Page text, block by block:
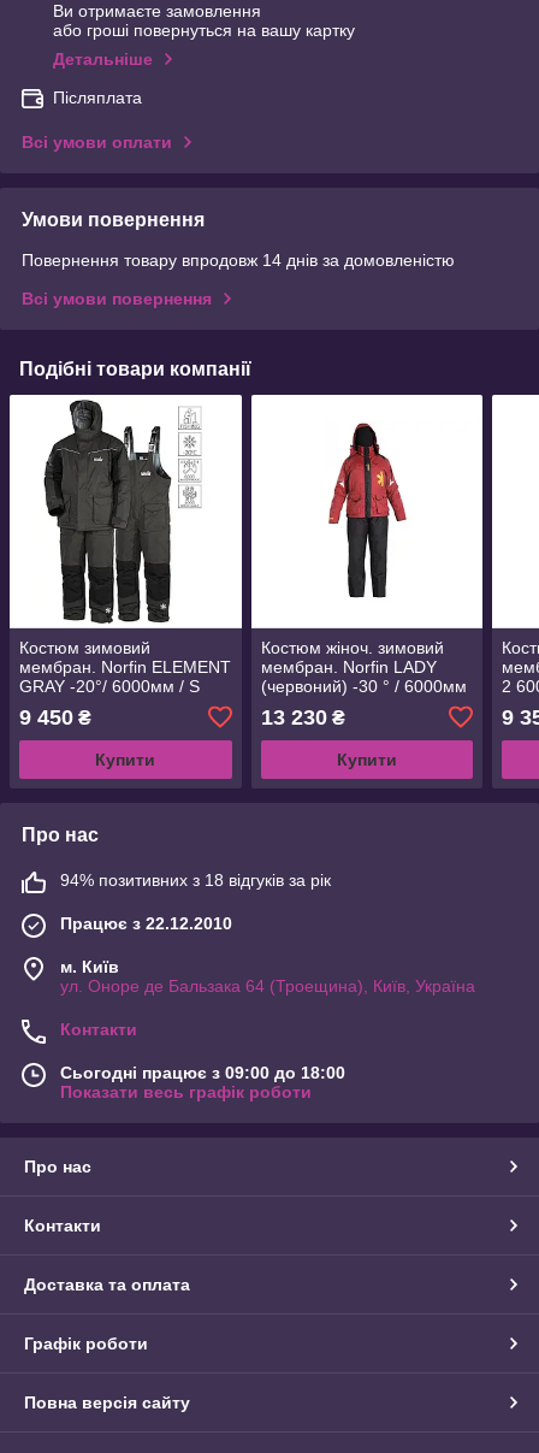
Ви отримаєте замовлення
або гроші повернуться на вашу картку
Детальніше
Післяплата
Всі умови оплати
Умови повернення
Повернення товару впродовж 14 днів за домовленістю
Всі умови повернення
Подібні товари компанії
Костюм зимовий
мембран. Norfin ELEMENT
GRAY -20°/ 6000мм / S
9 450 ₴
Купити
Костюм жіноч. зимовий
мембран. Norfin LADY
(червоний) -30 ° / 6000мм
13 230₴
Купити
2
9
Про нас
94% позитивних з 18 відгуків за рік
Працює з 22.12.2010
м. Київ
ул. Оноре де Бальзака 64 (Троещина), Київ, Україна
Контакти
Сьогодні працює з 09:00 до 18:00
Показати весь графік роботи
Про нас
Контакти
Доставка та оплата
Графік роботи
Повна версія сайту